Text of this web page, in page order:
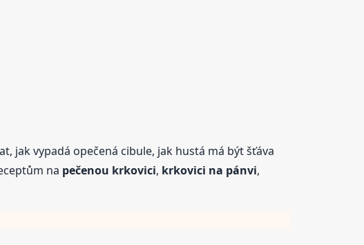
jak vypadá opečená cibule, jak hustá má být šťáva
na pečenou krkovici, krkovici na pánvi,